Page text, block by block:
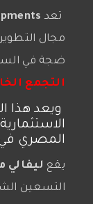
تعد
مجال
ضجة في
التجمع
ويعد هذا
المصري في
يقع ليفالي